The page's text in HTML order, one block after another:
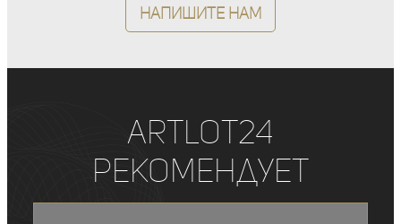
Напишите нам
ArtLot24
рекомендует